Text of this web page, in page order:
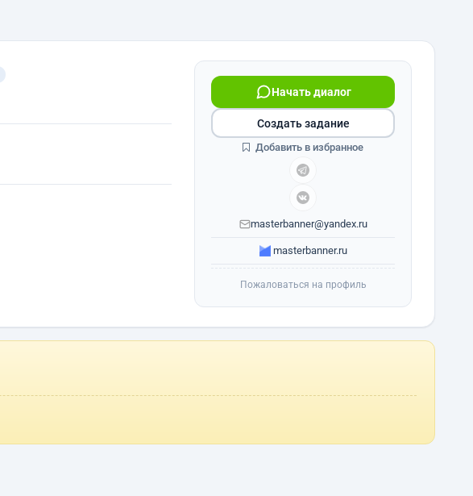
Начать диалог
masterbanner@yandex.ru
masterbanner.ru
Создать задание
Добавить в избранное
Пожаловаться на профиль